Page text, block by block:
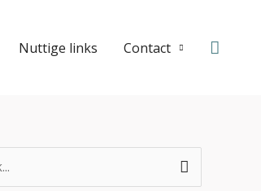
Nuttige links Contact